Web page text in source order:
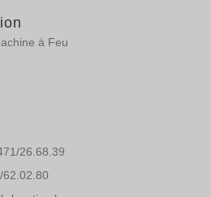
à Feu
26.68.39
62.02.80